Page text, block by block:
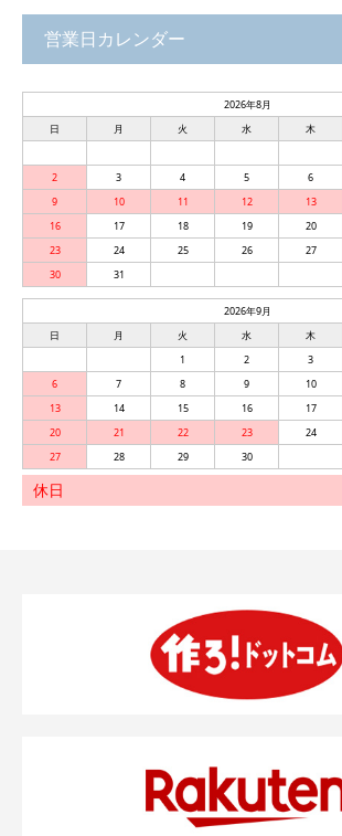
営業日カレンダー
2026年8月
日
月 火 水 木
2
3 4 5 6
9
10 11 12 13
16
17 18 19 20
23
24 25 26 27
30
31
2026年9月
日
月 火 水 木
1
2 3
6
7 8 9 10
13
14 15 16 17
20
21 22 23 24
27
28 29 30
休日